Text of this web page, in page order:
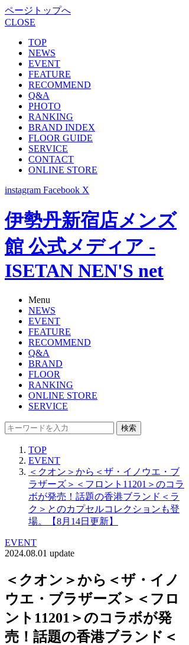
ページトップへ
CLOSE
TOP
NEWS
EVENT
FEATURE
RECOMMEND
Q&A
PHOTO
RANKING
BRAND INDEX
FLOOR GUIDE
SERVICE
CONTACT
ONLINE STORE
instagram Facebook X
伊勢丹新宿店メンズ
館 公式メディア -
ISETAN NEN'S net
Menu
NEWS
EVENT
FEATURE
RECOMMEND
Q&A
BRAND
FLOOR
RANKING
ONLINE STORE
SERVICE
検索
TOP
EVENT
＜クオン＞から＜ザ・イノウエ・ブ
ラザーズ＞＜フロント11201＞のコラ
ボが発売！話題の香港ブランド＜ラ
ク＞とのカプセルコレクションも登
場。【8月14日更新】
EVENT
2024.08.01 update
＜クオン＞から＜ザ・イノ
ウエ・ブラザーズ＞＜フロ
ント11201＞のコラボが発
売！話題の香港ブランド＜